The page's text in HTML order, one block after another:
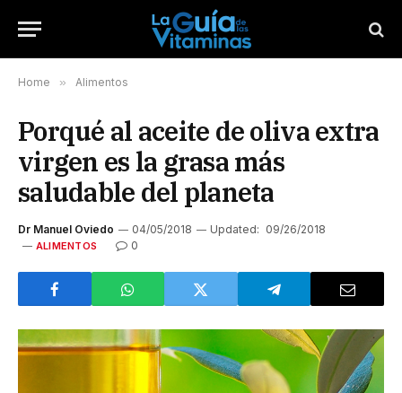
Home » Alimentos
Porqué al aceite de oliva extra
virgen es la grasa más
saludable del planeta
Dr Manuel Oviedo 04/05/2018 Updated: 09/26/2018
ALIMENTOS 0